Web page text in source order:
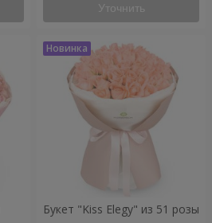
Уточнить
Букет "Kiss Elegy" из 51 розы